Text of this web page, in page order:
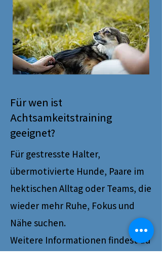
Für wen ist
Achtsamkeitstraining
geeignet?
Für gestresste Halter,
übermotivierte Hunde, Paare im
hektischen Alltag oder Teams, die
wieder mehr Ruhe, Fokus und
Nähe suchen.
Weitere Informationen findest du